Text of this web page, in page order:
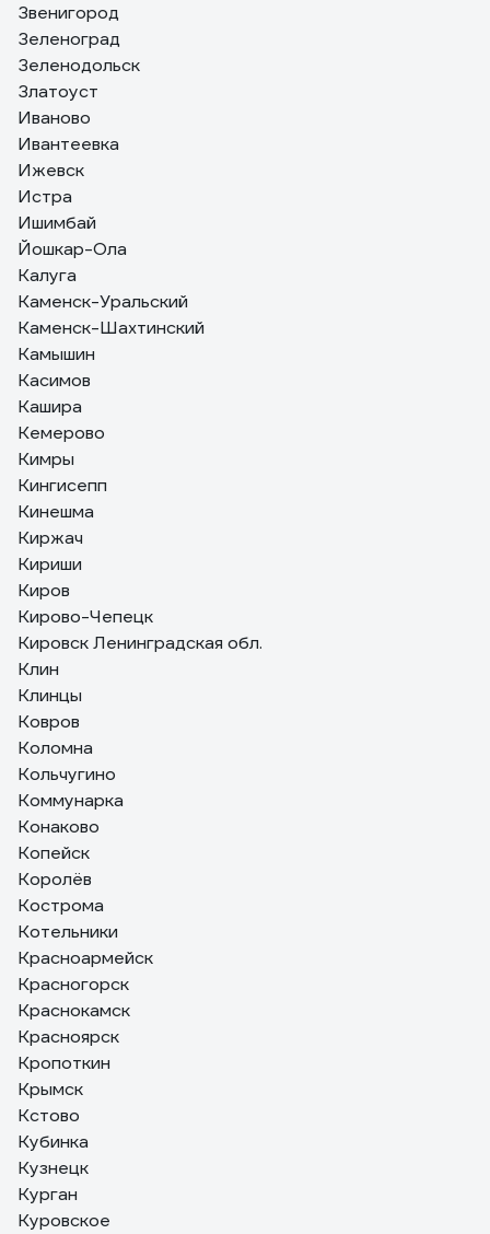
Звенигород
Зеленоград
Зеленодольск
Златоуст
Иваново
Ивантеевка
Ижевск
Истра
Ишимбай
Йошкар-Ола
Калуга
Каменск-Уральский
Каменск-Шахтинский
Камышин
Касимов
Кашира
Кемерово
Кимры
Кингисепп
Кинешма
Киржач
Кириши
Киров
Кирово-Чепецк
Кировск Ленинградская обл.
Клин
Клинцы
Ковров
Коломна
Кольчугино
Коммунарка
Конаково
Копейск
Королёв
Кострома
Котельники
Красноармейск
Красногорск
Краснокамск
Красноярск
Кропоткин
Крымск
Кстово
Кубинка
Кузнецк
Курган
Куровское